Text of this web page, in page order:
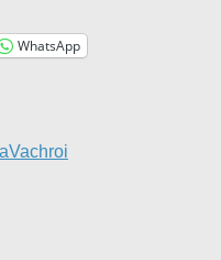
WhatsApp
Vachroi